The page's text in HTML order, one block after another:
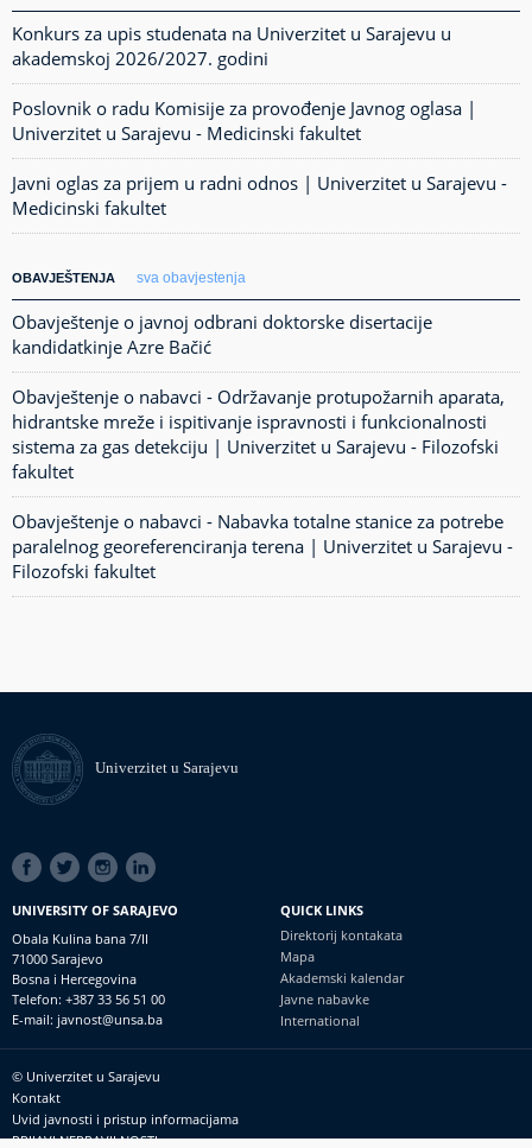
Konkurs za upis studenata na Univerzitet u Sarajevu u
akademskoj 2026/2027. godini
Poslovnik o radu Komisije za provođenje Javnog oglasa |
Univerzitet u Sarajevu - Medicinski fakultet
Javni oglas za prijem u radni odnos | Univerzitet u Sarajevu -
Medicinski fakultet
OBAVJEŠTENJA sva obavjestenja
Obavještenje o javnoj odbrani doktorske disertacije
kandidatkinje Azre Bačić
Obavještenje o nabavci - Održavanje protupožarnih aparata,
hidrantske mreže i ispitivanje ispravnosti i funkcionalnosti
sistema za gas detekciju | Univerzitet u Sarajevu - Filozofski
fakultet
Obavještenje o nabavci - Nabavka totalne stanice za potrebe
paralelnog georeferenciranja terena | Univerzitet u Sarajevu -
Filozofski fakultet
Univerzitet u Sarajevu
SOCIAL
LINKS
UNIVERSITY OF SARAJEVO
Obala Kulina bana 7/II
71000 Sarajevo
Bosna i Hercegovina
Telefon: +387 33 56 51 00
E-mail: javnost@unsa.ba
QUICK LINKS
Direktorij kontakata
Mapa
Akademski kalendar
Javne nabavke
International
Footer
meni
© Univerzitet u Sarajevu
Kontakt
Uvid javnosti i pristup informacijama
PRIJAVI NEPRAVILNOSTI